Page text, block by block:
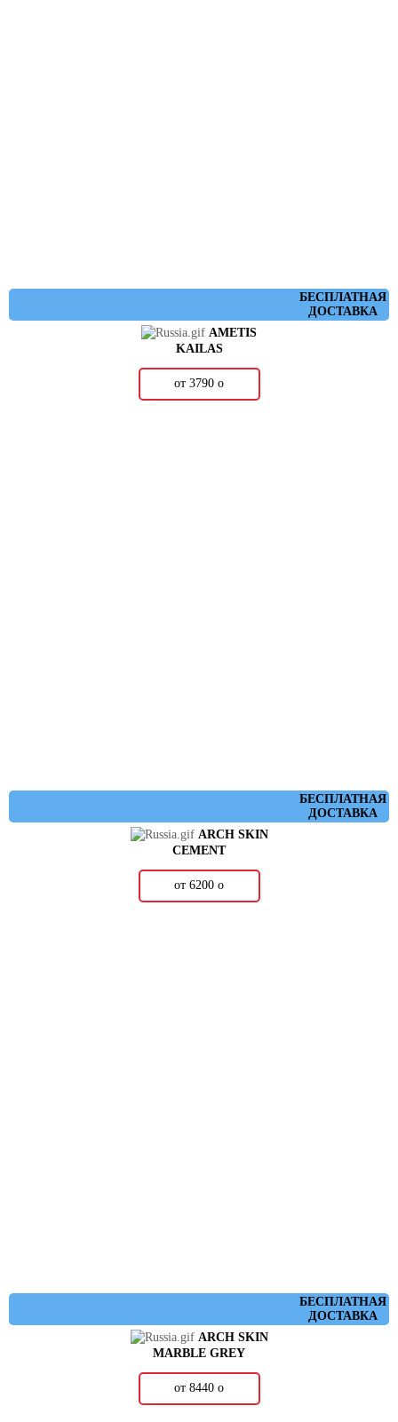
БЕСПЛАТНАЯ
ДОСТАВКА
AMETIS
KAILAS
от 3790 о
БЕСПЛАТНАЯ
ДОСТАВКА
ARCH SKIN
CEMENT
от 6200 о
БЕСПЛАТНАЯ
ДОСТАВКА
ARCH SKIN
MARBLE GREY
от 8440 о